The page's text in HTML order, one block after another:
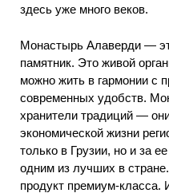
здесь уже много веков.
Монастырь Алаверди —
памятник. Это живой
можно жить в гармонии с
современных удобств.
хранители традиций —
экономической жизни
только в Грузии, но и за
одним из лучших в
продукт премиум-класса.